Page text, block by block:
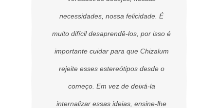
necessidades, nossa felicidade. É
muito difícil desaprendê-los, por isso é
importante cuidar para que Chizalum
rejeite esses estereótipos desde o
começo. Em vez de deixá-la
internalizar essas ideias, ensine-lhe